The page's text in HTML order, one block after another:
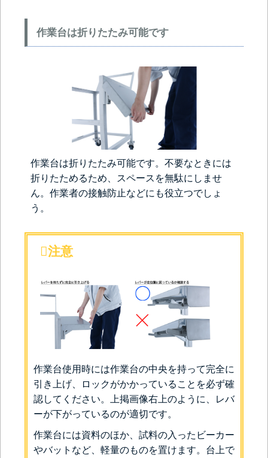
作業台は折りたたみ可能です
作業台は折りたたみ可能です。不要なときには
折りたためるため、スペースを無駄にしませ
ん。作業者の接触防止などにも役立つでしょ
う。
注意
作業台使用時には作業台の中央を持って完全に
引き上げ、ロックがかかっていることを必ず確
認してください。上掲画像右上のように、レバ
ーが下がっているのが適切です。
作業台には資料のほか、試料の入ったビーカー
やバットなど、軽量のものを置けます。台上で